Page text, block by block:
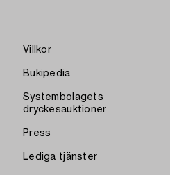
Villkor
Bukipedia
Systembolagets
dryckesauktioner
Press
Lediga tjänster